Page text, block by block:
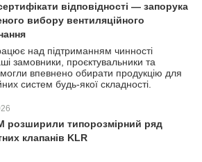
відповідності — запорука
вибору вентиляційного
над підтриманням чинності
замовники, проєктувальники та
могли впевнено обирати продукцію для
систем будь-якої складності.
розширили типорозмірний ряд
клапанів KLR